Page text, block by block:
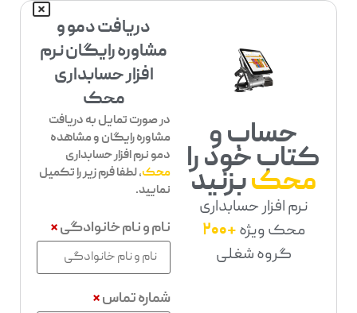
حساب و
کتاب خود را
محکبزنید
نرم افزار حسابداری
محک ویژه+200
گروه شغلی
دریافت دمو و
مشاوره رایگان نرم
افزار حسابداری
محک
در صورت تمایل به دریافت
مشاوره رایگان و مشاهده
دمو نرم افزار حسابداری
محک، لطفا فرم زیر را تکمیل
نمایید.
نام و نام خانوادگی*
شماره تماس*